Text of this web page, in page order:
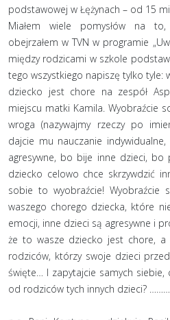
podstawowej w Łężynach – od 15
Miałem wiele pomysłów na
obejrzałem w TVN w programie
między rodzicami w szkole
tego wszystkiego napiszę tylko tyle:
dziecko jest chore na zespół
miejscu matki Kamila. Wyobraźcie
wroga (nazywajmy rzeczy po
dajcie mu nauczanie
agresywne, bo bije inne dzieci, bo
dziecko celowo chce skrzywdzić
sobie to wyobraźcie!
waszego chorego dziecka, które
emocji, inne dzieci są agresywne i
że to wasze dziecko jest chore, a
rodziców, którzy swoje dzieci
święte… I zapytajcie samych siebie,
od rodziców tych innych dzieci?